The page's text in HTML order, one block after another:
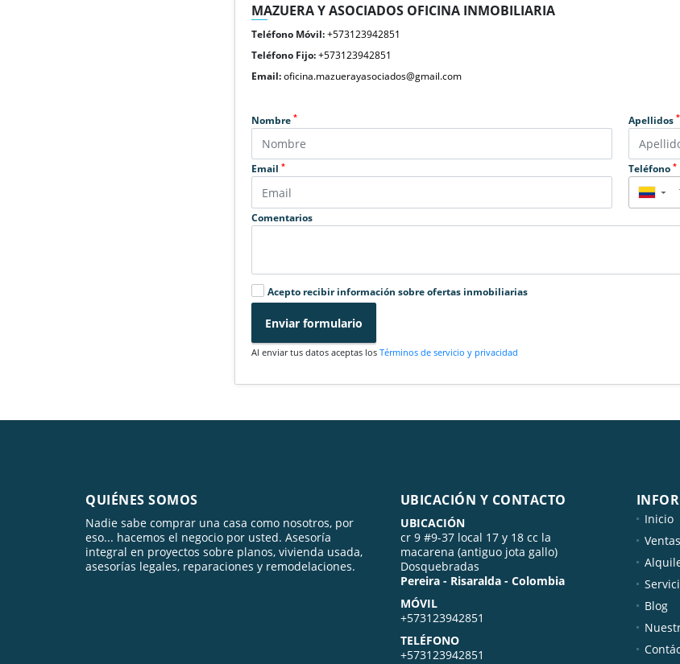
MAZUERA Y ASOCIADOS OFICINA INMOBILIARIA
Teléfono Móvil:+573123942851
Teléfono Fijo:+573123942851
Email:oficina.mazuerayasociados@gmail.com
Nombre* Apellidos *
Email* Teléfono *
▼
Comentarios
Acepto recibir información sobre ofertas inmobiliarias
Enviar formulario
Al enviar tus datos aceptas losTérminos de servicio y privacidad
QUIÉNES SOMOS
Nadie sabe comprar una casa como nosotros, por
eso... hacemos el negocio por usted. Asesoría
integral en proyectos sobre planos, vivienda usada,
asesorías legales, reparaciones y remodelaciones.
UBICACIÓN Y CONTACTO
UBICACIÓN
cr 9 #9-37 local 17 y 18 cc la
macarena (antiguo jota gallo)
Dosquebradas
Pereira - Risaralda - Colombia
MÓVIL
+573123942851
TELÉFONO
+573123942851
Inicio
Ventas
Blog